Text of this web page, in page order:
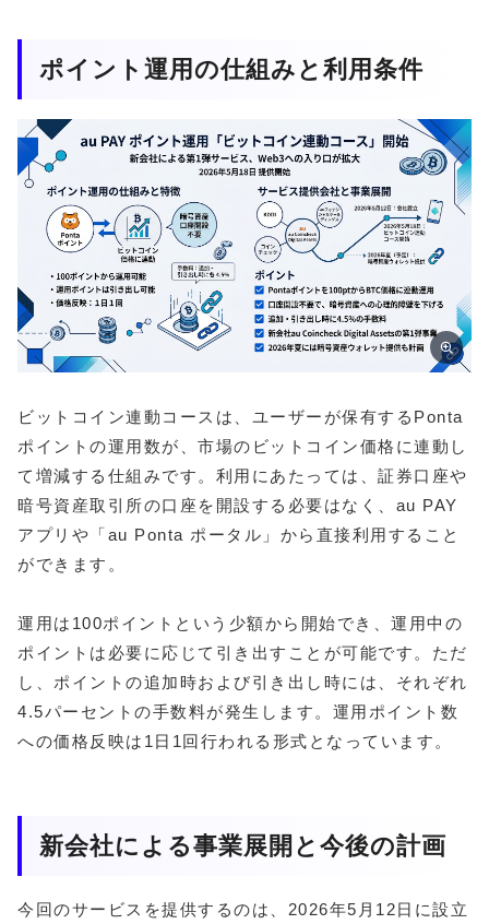
ポイント運用の仕組みと利用条件
ビットコイン連動コースは、ユーザーが保有するPonta
ポイントの運用数が、市場のビットコイン価格に連動し
て増減する仕組みです。利用にあたっては、証券口座や
暗号資産取引所の口座を開設する必要はなく、au PAY
アプリや「au Ponta ポータル」から直接利用すること
ができます。
運用は100ポイントという少額から開始でき、運用中の
ポイントは必要に応じて引き出すことが可能です。ただ
し、ポイントの追加時および引き出し時には、それぞれ
4.5パーセントの手数料が発生します。運用ポイント数
への価格反映は1日1回行われる形式となっています。
新会社による事業展開と今後の計画
今回のサービスを提供するのは、2026年5月12日に設立